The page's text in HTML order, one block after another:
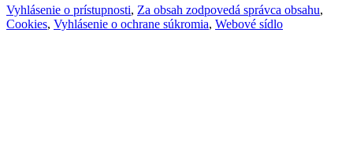
Vyhlásenie o prístupnosti, Za obsah zodpovedá správca obsahu,
Cookies, Vyhlásenie o ochrane súkromia, Webové sídlo